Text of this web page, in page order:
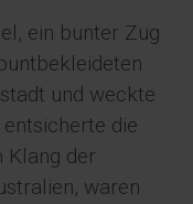
ein bunter Zug
und weckte
die
Klang der
waren